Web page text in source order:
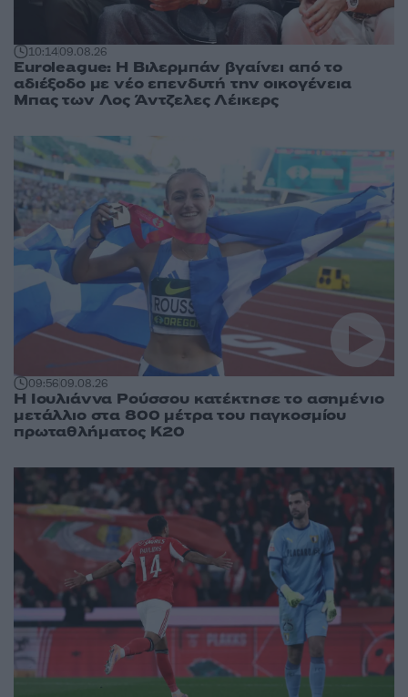
10:1409.08.26
Euroleague: Η Βιλερμπάν βγαίνει από το
αδιέξοδο με νέο επενδυτή την οικογένεια
Μπας των Λος Άντζελες Λέικερς
09:5609.08.26
Η Ιουλιάννα Ρούσσου κατέκτησε το ασημένιο
μετάλλιο στα 800 μέτρα του παγκοσμίου
πρωταθλήματος Κ20